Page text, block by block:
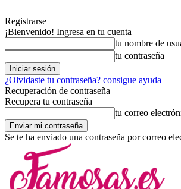
Registrarse
¡Bienvenido! Ingresa en tu cuenta
tu nombre de
tu contraseña
¿Olvidaste tu contraseña? consigue ayuda
Recuperación de contraseña
Recupera tu contraseña
tu correo
Se te ha enviado una contraseña por correo